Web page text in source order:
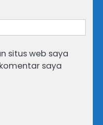
situs web saya
saya